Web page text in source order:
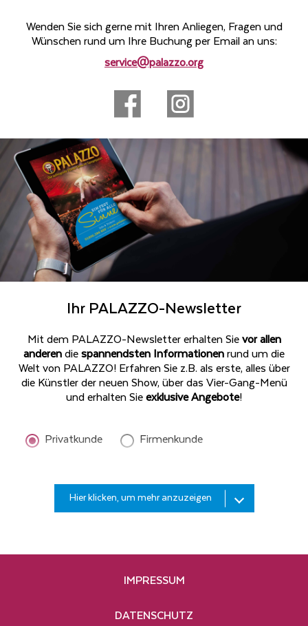
Wenden Sie sich gerne mit Ihren Anliegen, Fragen und
Wünschen rund um Ihre Buchung per Email an uns:
service@palazzo.org
Ihr PALAZZO-Newsletter
Mit dem PALAZZO-Newsletter erhalten Sievor allen
anderendiespannendsten Informationenrund um die
Welt von PALAZZO! Erfahren Sie z.B. als erste, alles über
die Künstler der neuen Show, über das Vier-Gang-Menü
und erhalten Sieexklusive Angebote!
Privatkunde Firmenkunde
ein*
geben
Newsletter. Die Informationen
Hier klicken, um mehr anzuzeigen
IMPRESSUM
DATENSCHUTZ